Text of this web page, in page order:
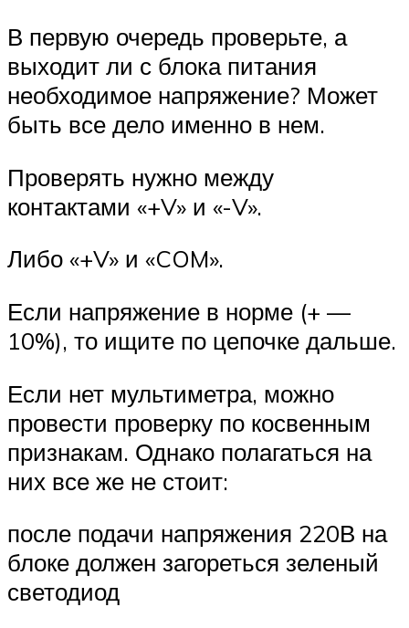
В первую очередь проверьте, а
выходит ли с блока питания
необходимое напряжение? Может
быть все дело именно в нем.
Проверять нужно между
контактами «+V» и «-V».
Либо «+V» и «COM».
Если напряжение в норме (+ —
10%), то ищите по цепочке дальше.
Если нет мультиметра, можно
провести проверку по косвенным
признакам. Однако полагаться на
них все же не стоит:
после подачи напряжения 220В на
блоке должен загореться зеленый
светодиод